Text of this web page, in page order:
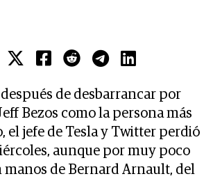
después de desbarrancar por
Bezos como la persona más
el jefe de Tesla y Twitter perdió
aunque por muy poco
manos de Bernard Arnault, del